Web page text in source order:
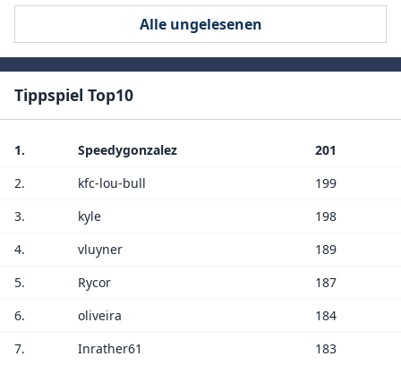
Alle ungelesenen
Tippspiel Top10
1. Speedygonzalez
201
2.
kfc-lou-bull
199
3.
kyle
198
4.
vluyner
189
5.
Rycor
187
6.
oliveira
184
7.
Inrather61
183